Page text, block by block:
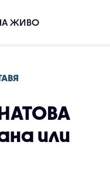
ЖИВО
или